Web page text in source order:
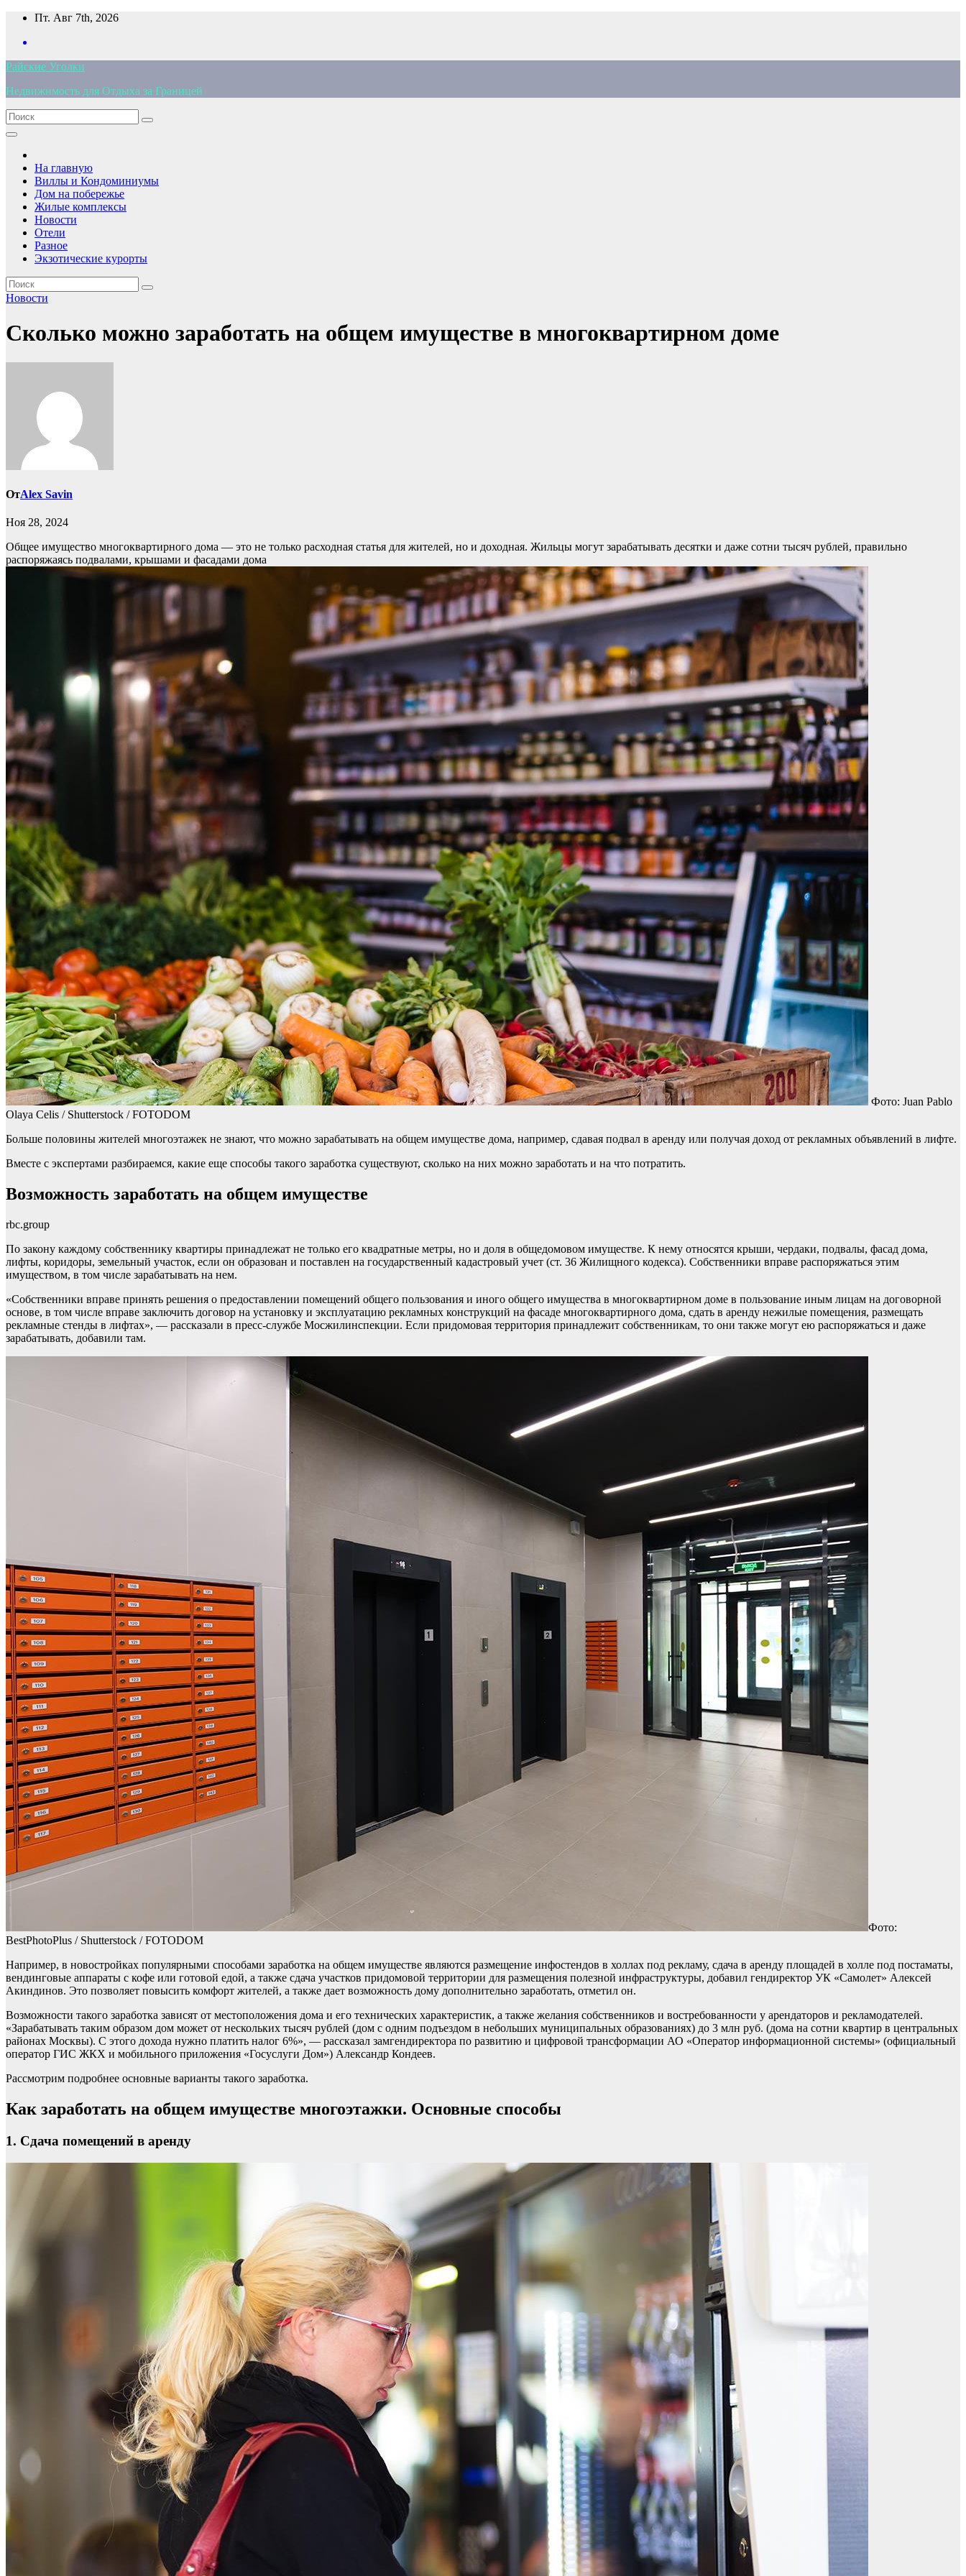
Перейти
содержимому
Пт. Авг 7th, 2026
Райские Уголки
Недвижимость для Отдыха за Границей
На главную
Виллы и Кондоминиумы
Дом на побережье
Жилые комплексы
Новости
Отели
Разное
Экзотические курорты
Новости
Сколько можно заработать на общем имуществе в многоквартирном доме
ОтAlex Savin
Ноя 28, 2024
Общее имущество многоквартирного дома — это не только расходная статья для жителей, но и доходная. Жильцы могут зарабатывать десятки и даже сотни тысяч рублей, правильно
распоряжаясь подвалами, крышами и фасадами дома
Фото: Juan Pablo
Olaya Celis / Shutterstock / FOTODOM
Больше половины жителей многоэтажек не знают, что можно зарабатывать на общем имуществе дома, например, сдавая подвал в аренду или получая доход от рекламных объявлений в лифте.
Вместе с экспертами разбираемся, какие еще способы такого заработка существуют, сколько на них можно заработать и на что потратить.
Возможность заработать на общем имуществе
rbc.group
По закону каждому собственнику квартиры принадлежат не только его квадратные метры, но и доля в общедомовом имуществе. К нему относятся крыши, чердаки, подвалы, фасад дома,
лифты, коридоры, земельный участок, если он образован и поставлен на государственный кадастровый учет (ст. 36 Жилищного кодекса). Собственники вправе распоряжаться этим
имуществом, в том числе зарабатывать на нем.
«Собственники вправе принять решения о предоставлении помещений общего пользования и иного общего имущества в многоквартирном доме в пользование иным лицам на договорной
основе, в том числе вправе заключить договор на установку и эксплуатацию рекламных конструкций на фасаде многоквартирного дома, сдать в аренду нежилые помещения, размещать
рекламные стенды в лифтах», — рассказали в пресс-службе Мосжилинспекции. Если придомовая территория принадлежит собственникам, то они также могут ею распоряжаться и даже
зарабатывать, добавили там.
Фото:
BestPhotoPlus / Shutterstock / FOTODOM
Например, в новостройках популярными способами заработка на общем имуществе являются размещение инфостендов в холлах под рекламу, сдача в аренду площадей в холле под постаматы,
вендинговые аппараты с кофе или готовой едой, а также сдача участков придомовой территории для размещения полезной инфраструктуры, добавил гендиректор УК «Самолет» Алексей
Акиндинов. Это позволяет повысить комфорт жителей, а также дает возможность дому дополнительно заработать, отметил он.
Возможности такого заработка зависят от местоположения дома и его технических характеристик, а также желания собственников и востребованности у арендаторов и рекламодателей.
«Зарабатывать таким образом дом может от нескольких тысяч рублей (дом с одним подъездом в небольших муниципальных образованиях) до 3 млн руб. (дома на сотни квартир в центральных
районах Москвы). С этого дохода нужно платить налог 6%», — рассказал замгендиректора по развитию и цифровой трансформации АО «Оператор информационной системы» (официальный
оператор ГИС ЖКХ и мобильного приложения «Госуслуги Дом») Александр Кондеев.
Рассмотрим подробнее основные варианты такого заработка.
Как заработать на общем имуществе многоэтажки. Основные способы
1. Сдача помещений в аренду